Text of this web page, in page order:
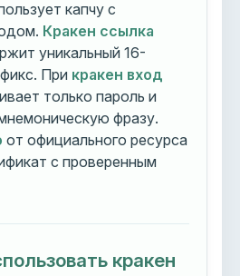
капчу с
Кракен ссылка
уникальный 16-
При кракен вход
только пароль и
фразу.
от официального ресурса
с проверенным
кракен